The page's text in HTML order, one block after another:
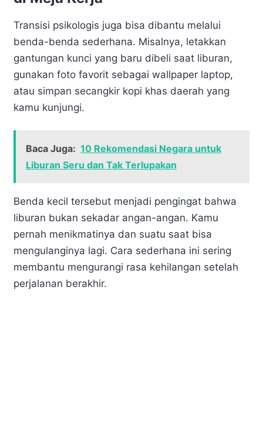
Transisi psikologis juga bisa dibantu melalui
benda-benda sederhana. Misalnya, letakkan
gantungan kunci yang baru dibeli saat liburan,
gunakan foto favorit sebagai wallpaper laptop,
atau simpan secangkir kopi khas daerah yang
kamu kunjungi.
Baca Juga: 10 Rekomendasi Negara untuk
Liburan Seru dan Tak Terlupakan
Benda kecil tersebut menjadi pengingat bahwa
liburan bukan sekadar angan-angan. Kamu
pernah menikmatinya dan suatu saat bisa
mengulanginya lagi. Cara sederhana ini sering
membantu mengurangi rasa kehilangan setelah
perjalanan berakhir.